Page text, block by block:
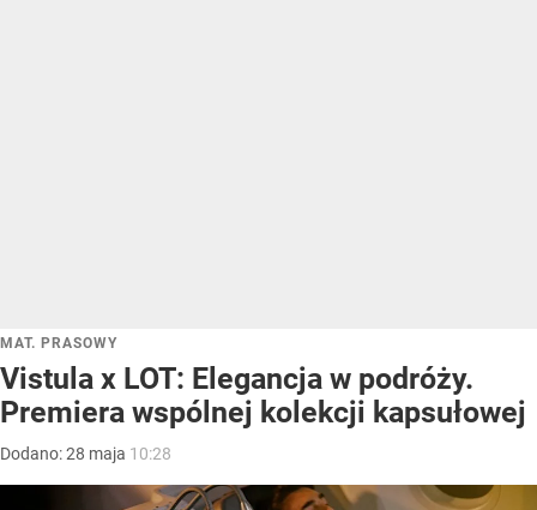
MAT. PRASOWY
Vistula x LOT: Elegancja w podróży.
Premiera wspólnej kolekcji kapsułowej
Dodano:28 maja 10:28